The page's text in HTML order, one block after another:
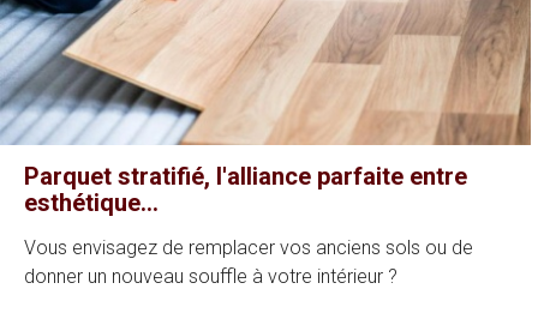
Parquet stratifié, l'alliance parfaite entre
esthétique...
Vous envisagez de remplacer vos anciens sols ou de
donner un nouveau souffle à votre intérieur ?